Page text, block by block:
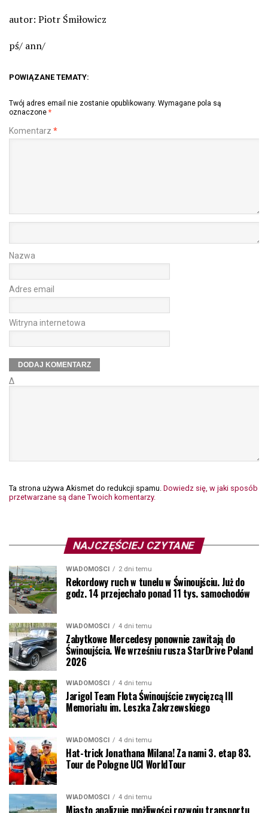
autor: Piotr Śmiłowicz
pś/ ann/
POWIĄZANE TEMATY:
Twój adres email nie zostanie opublikowany. Wymagane pola są
oznaczone *
Komentarz *
Nazwa
Adres email
Witryna internetowa
Δ
Ta strona używa Akismet do redukcji spamu. Dowiedz się, w jaki sposób
przetwarzane są dane Twoich komentarzy.
NAJCZĘŚCIEJ CZYTANE
WIADOMOŚCI 2 dni temu
Rekordowy ruch w tunelu w Świnoujściu. Już do
godz. 14 przejechało ponad 11 tys. samochodów
WIADOMOŚCI 4 dni temu
Zabytkowe Mercedesy ponownie zawitają do
Świnoujścia. We wrześniu rusza StarDrive Poland
2026
WIADOMOŚCI 4 dni temu
Jarigol Team Flota Świnoujście zwycięzcą III
Memoriału im. Leszka Zakrzewskiego
WIADOMOŚCI 4 dni temu
Hat-trick Jonathana Milana! Za nami 3. etap 83.
Tour de Pologne UCI WorldTour
WIADOMOŚCI 4 dni temu
Miasto analizuje możliwości rozwoju transportu